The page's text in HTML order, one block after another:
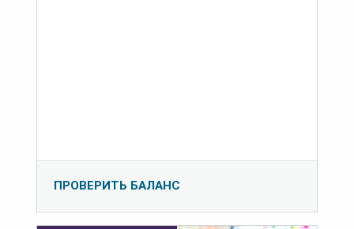
ПРОВЕРИТЬ БАЛАНС